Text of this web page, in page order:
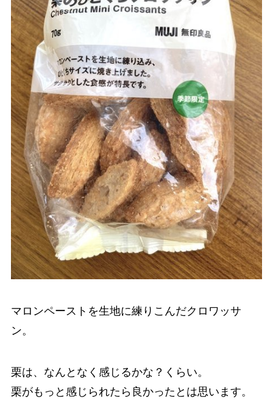
マロンペーストを生地に練りこんだクロワッサ
ン。
栗は、なんとなく感じるかな？くらい。
栗がもっと感じられたら良かったとは思います。